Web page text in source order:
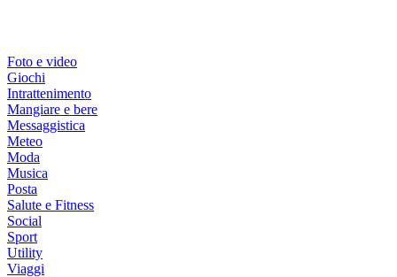
Foto e video
Giochi
Intrattenimento
Mangiare e bere
Messaggistica
Meteo
Moda
Musica
Posta
Salute e Fitness
Social
Sport
Utility
Viaggi